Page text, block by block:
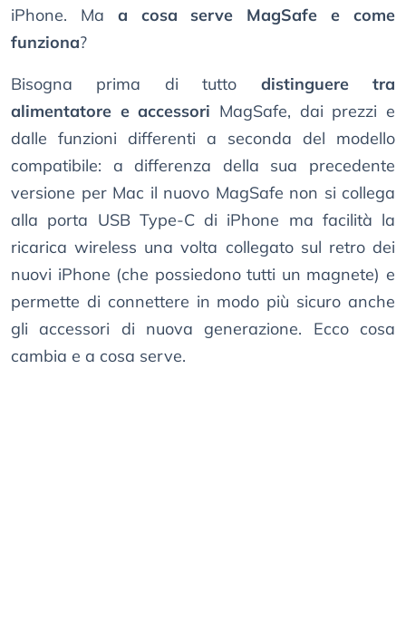
iPhone. Ma a cosa serve MagSafe e come
funziona?
Bisogna prima di tutto distinguere tra
alimentatore e accessori MagSafe, dai prezzi e
dalle funzioni differenti a seconda del modello
compatibile: a differenza della sua precedente
versione per Mac il nuovo MagSafe non si collega
alla porta USB Type-C di iPhone ma facilità la
ricarica wireless una volta collegato sul retro dei
nuovi iPhone (che possiedono tutti un magnete) e
permette di connettere in modo più sicuro anche
gli accessori di nuova generazione. Ecco cosa
cambia e a cosa serve.